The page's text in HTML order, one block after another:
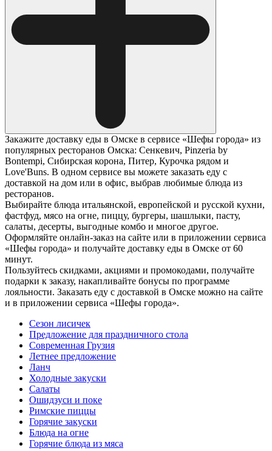
Закажите доставку еды в Омске в сервисе «Шефы города» из
популярных ресторанов Омска: Сенкевич, Pinzeria by
Bontempi, Сибирская корона, Питер, Курочка рядом и
Love'Buns. В одном сервисе вы можете заказать еду с
доставкой на дом или в офис, выбрав любимые блюда из
ресторанов.
Выбирайте блюда итальянской, европейской и русской кухни,
фастфуд, мясо на огне, пиццу, бургеры, шашлыки, пасту,
салаты, десерты, выгодные комбо и многое другое.
Оформляйте онлайн-заказ на сайте или в приложении сервиса
«Шефы города» и получайте доставку еды в Омске от 60
минут.
Пользуйтесь скидками, акциями и промокодами, получайте
подарки к заказу, накапливайте бонусы по программе
лояльности. Заказать еду с доставкой в Омске можно на сайте
и в приложении сервиса «Шефы города».
Сезон лисичек
Предложение для праздничного стола
Современная Грузия
Летнее предложение
Ланч
Холодные закуски
Салаты
Ошидзуси и поке
Римские пиццы
Горячие закуски
Блюда на огне
Горячие блюда из мяса